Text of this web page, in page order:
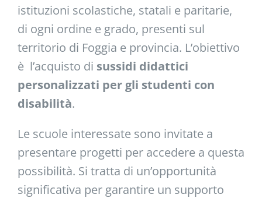
istituzioni scolastiche, statali e paritarie,
di ogni ordine e grado, presenti sul
territorio di Foggia e provincia. L’obiettivo
è l’acquisto di sussidi didattici
personalizzati per gli studenti con
disabilità.
Le scuole interessate sono invitate a
presentare progetti per accedere a questa
possibilità. Si tratta di un’opportunità
significativa per garantire un supporto